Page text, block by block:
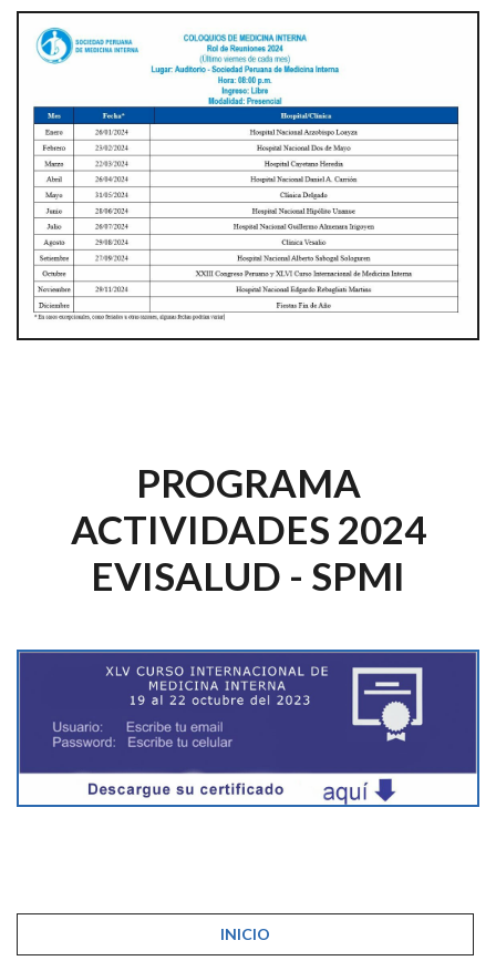
PROGRAMA
ACTIVIDADES 2024
EVISALUD - SPMI
INICIO